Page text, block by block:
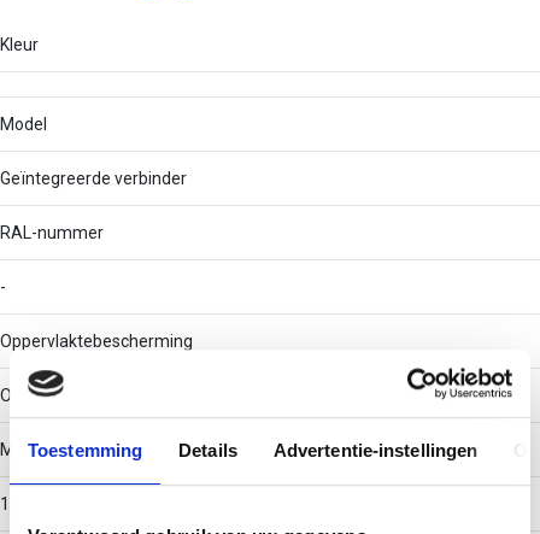
Toestemming Details Advertentie-instellingen
Kleur
Model
Geïntegreerde verbinder
RAL-nummer
-
Oppervlaktebescherming
Overig
Materiaaldikte
1